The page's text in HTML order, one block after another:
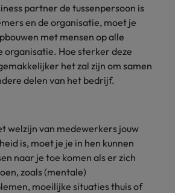
partner de tussenpersoon is
en de organisatie, moet je
met mensen op alle
organisatie. Hoe sterker deze
het zal zijn om samen
delen van het bedrijf.
welzijn van medewerkers jouw
is, moet je je in hen kunnen
naar je toe komen als er zich
zoals (mentale)
moeilijke situaties thuis of